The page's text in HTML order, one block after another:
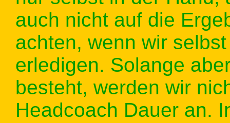
auch nicht auf die
achten, wenn wir
erledigen. Solange
besteht, werden wir
Headcoach Dauer an.